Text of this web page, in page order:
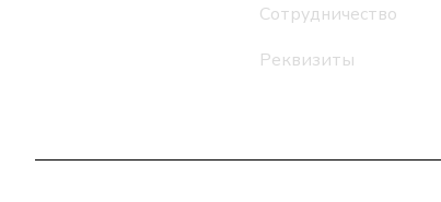
Сотрудничество
Реквизиты